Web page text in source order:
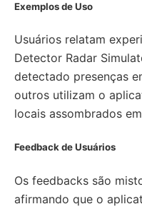
Exemplos de Uso
Usuários relatam
Detector Radar
detectado presenças
outros utilizam o
locais assombrados
Feedback de Usuários
Os feedbacks são
afirmando que o